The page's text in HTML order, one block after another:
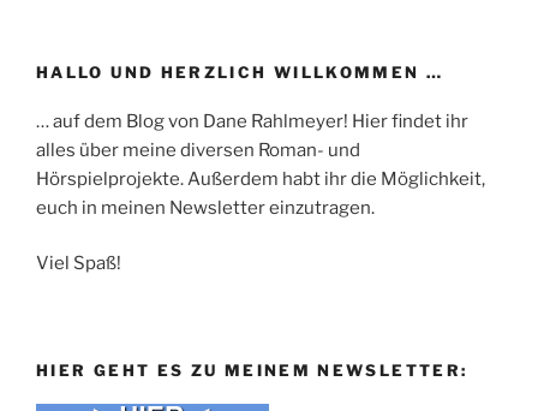
HALLO UND HERZLICH WILLKOMMEN …
… auf dem Blog von Dane Rahlmeyer! Hier findet ihr
alles über meine diversen Roman- und
Hörspielprojekte. Außerdem habt ihr die Möglichkeit,
euch in meinen Newsletter einzutragen.
Viel Spaß!
HIER GEHT ES ZU MEINEM NEWSLETTER: